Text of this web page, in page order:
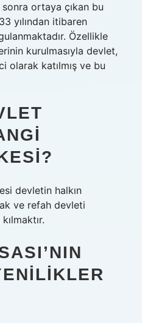
sonra ortaya çıkan bu
yılından itibaren
Özellikle
kurulmasıyla devlet,
olarak katılmış ve bu
devletin halkın
ve refah devleti